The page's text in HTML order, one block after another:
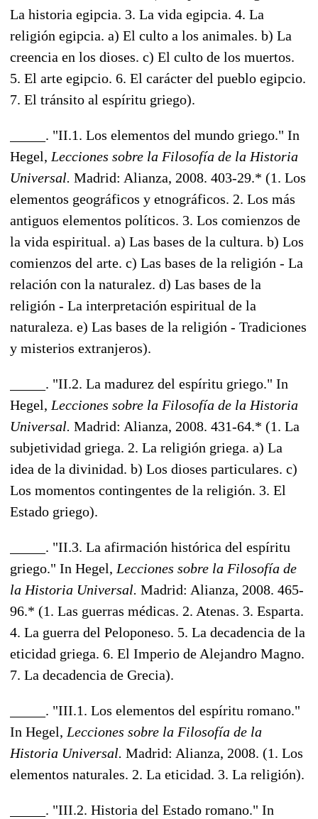
La historia egipcia. 3. La vida egipcia. 4. La
religión egipcia. a) El culto a los animales. b) La
creencia en los dioses. c) El culto de los muertos.
5. El arte egipcio. 6. El carácter del pueblo egipcio.
7. El tránsito al espíritu griego).
_____. "II.1. Los elementos del mundo griego." In
Hegel, Lecciones sobre la Filosofía de la Historia
Universal. Madrid: Alianza, 2008. 403-29.* (1. Los
elementos geográficos y etnográficos. 2. Los más
antiguos elementos políticos. 3. Los comienzos de
la vida espiritual. a) Las bases de la cultura. b) Los
comienzos del arte. c) Las bases de la religión - La
relación con la naturalez. d) Las bases de la
religión - La interpretación espiritual de la
naturaleza. e) Las bases de la religión - Tradiciones
y misterios extranjeros).
_____. "II.2. La madurez del espíritu griego." In
Hegel, Lecciones sobre la Filosofía de la Historia
Universal. Madrid: Alianza, 2008. 431-64.* (1. La
subjetividad griega. 2. La religión griega. a) La
idea de la divinidad. b) Los dioses particulares. c)
Los momentos contingentes de la religión. 3. El
Estado griego).
_____. "II.3. La afirmación histórica del espíritu
griego." In Hegel, Lecciones sobre la Filosofía de
la Historia Universal. Madrid: Alianza, 2008. 465-
96.* (1. Las guerras médicas. 2. Atenas. 3. Esparta.
4. La guerra del Peloponeso. 5. La decadencia de la
eticidad griega. 6. El Imperio de Alejandro Magno.
7. La decadencia de Grecia).
_____. "III.1. Los elementos del espíritu romano."
In Hegel, Lecciones sobre la Filosofía de la
Historia Universal. Madrid: Alianza, 2008. (1. Los
elementos naturales. 2. La eticidad. 3. La religión).
_____. "III.2. Historia del Estado romano." In